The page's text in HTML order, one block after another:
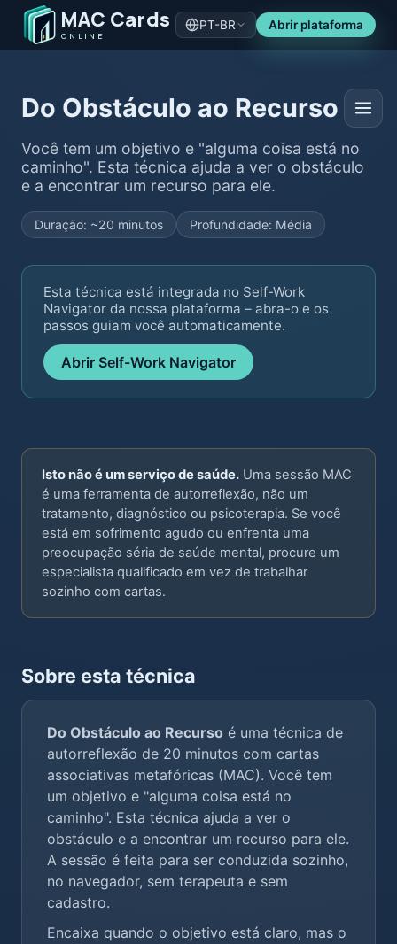
MAC Cards
ONLINE
PT-BR Abrir plataforma
Do Obstáculo ao Recurso
Você tem um objetivo e "alguma coisa está no
caminho". Esta técnica ajuda a ver o obstáculo
e a encontrar um recurso para ele.
Duração: ~20 minutos Profundidade: Média
Esta técnica está integrada no Self-Work
Navigator da nossa plataforma – abra-o e os
passos guiam você automaticamente.
Abrir Self-Work Navigator
Isto não é um serviço de saúde. Uma sessão MAC
é uma ferramenta de autorreflexão, não um
tratamento, diagnóstico ou psicoterapia. Se você
está em sofrimento agudo ou enfrenta uma
preocupação séria de saúde mental, procure um
especialista qualificado em vez de trabalhar
sozinho com cartas.
Sobre esta técnica
Do Obstáculo ao Recurso é uma técnica de
autorreflexão de 20 minutos com cartas
associativas metafóricas (MAC). Você tem
um objetivo e "alguma coisa está no
caminho". Esta técnica ajuda a ver o
obstáculo e a encontrar um recurso para ele.
A sessão é feita para ser conduzida sozinho,
no navegador, sem terapeuta e sem
cadastro.
Encaixa quando o objetivo está claro, mas o